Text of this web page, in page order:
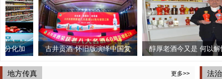
古井贡酒·怀旧版演绎中国复
醇厚老酒今又是 何以解忧在
推
归根 “泰茶”老字号生根
雅安蔡龙茶业：匠心制茶,一
古法
地方传真 更多>> 法